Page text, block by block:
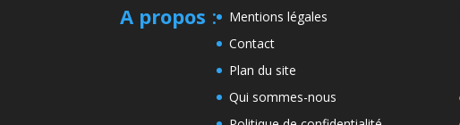
A propos :
Mentions légales
Contact
Plan du site
Qui sommes-nous